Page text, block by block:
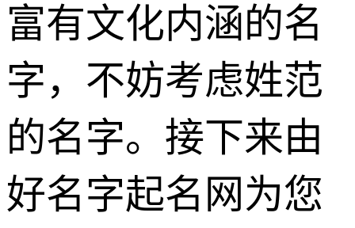
富有文化内涵的名
字，不妨考虑姓范
的名字。接下来由
好名字起名网为您